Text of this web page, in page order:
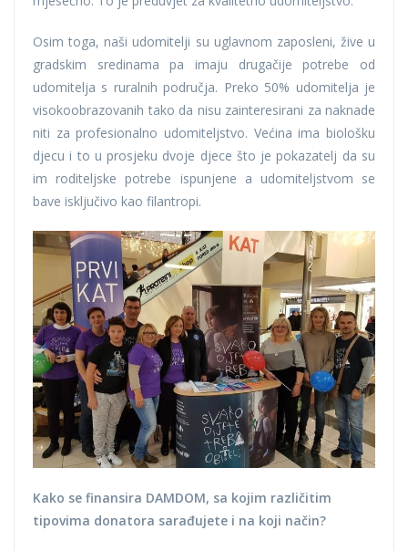
Osim toga, naši udomitelji su uglavnom zaposleni, žive u
gradskim sredinama pa imaju drugačije potrebe od
udomitelja s ruralnih područja. Preko 50% udomitelja je
visokoobrazovanih tako da nisu zainteresirani za naknade
niti za profesionalno udomiteljstvo. Većina ima biološku
djecu i to u prosjeku dvoje djece što je pokazatelj da su
im roditeljske potrebe ispunjene a udomiteljstvom se
bave isključivo kao filantropi.
Kako se finansira DAMDOM, sa kojim različitim
tipovima donatora sarađujete i na koji način?